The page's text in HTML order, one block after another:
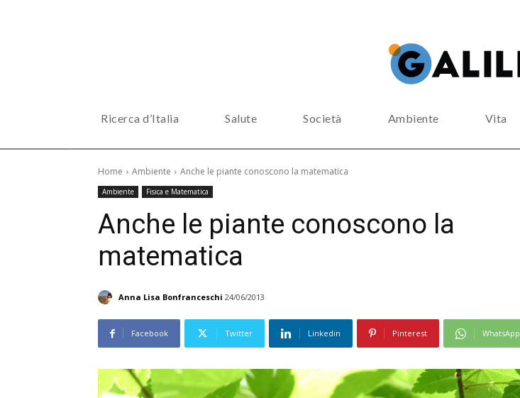
Ricerca d’Italia Salute Società Ambiente Vita
Home Ambiente Anche le piante conoscono la matematica
Ambiente Fisica e Matematica
Anche le piante conoscono la
matematica
Anna Lisa Bonfranceschi 24/06/2013
Facebook Twitter Linkedin Pinterest WhatsApp